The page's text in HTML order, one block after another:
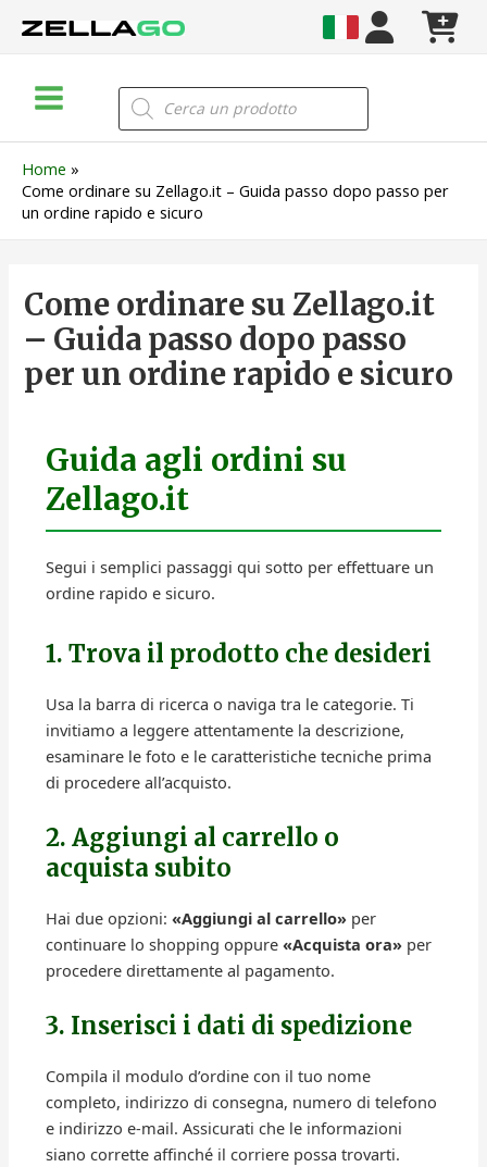
Menu
Products
search
Home
Come ordinare su Zellago.it – Guida passo dopo passo per
un ordine rapido e sicuro
Come ordinare su Zellago.it
– Guida passo dopo passo
per un ordine rapido e sicuro
Guida agli ordini su
Zellago.it
Segui i semplici passaggi qui sotto per effettuare un
ordine rapido e sicuro.
1. Trova il prodotto che desideri
Usa la barra di ricerca o naviga tra le categorie. Ti
invitiamo a leggere attentamente la descrizione,
esaminare le foto e le caratteristiche tecniche prima
di procedere all’acquisto.
2. Aggiungi al carrello o
acquista subito
Hai due opzioni:«Aggiungi al carrello» per
continuare lo shopping oppure«Acquista ora» per
procedere direttamente al pagamento.
3. Inserisci i dati di spedizione
Compila il modulo d’ordine con il tuo nome
completo, indirizzo di consegna, numero di telefono
e indirizzo e-mail. Assicurati che le informazioni
siano corrette affinché il corriere possa trovarti.